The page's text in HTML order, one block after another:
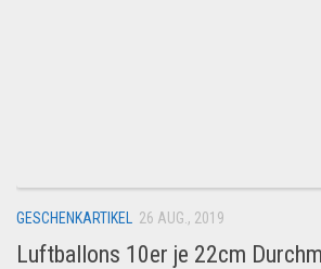
GESCHENKARTIKEL 26 AUG., 2019
Luftballons 10er je 22cm